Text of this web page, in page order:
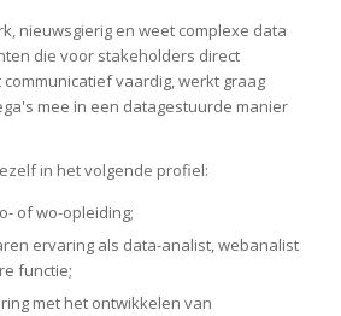
nieuwsgierig en weet complexe data
die voor stakeholders direct
communicatief vaardig, werkt graag
mee in een datagestuurde manier
in het volgende profiel:
of wo-opleiding;
ervaring als data-analist, webanalist
functie;
met het ontwikkelen van